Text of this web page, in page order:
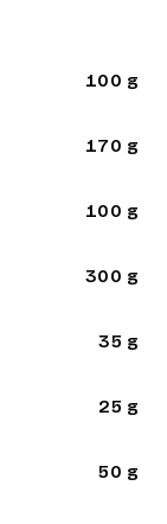
100 g
170 g
100 g
300 g
35 g
25 g
50 g